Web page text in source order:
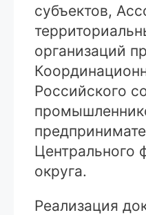
субъектов,
организаций
Российского
Центрального
округа.
Реализация